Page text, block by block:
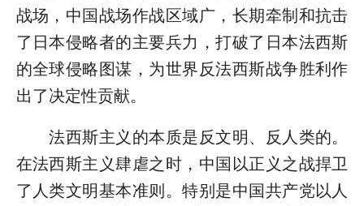
战场，中国战场作战区域广，长期牵制和抗击
了日本侵略者的主要兵力，打破了日本法西斯
的全球侵略图谋，为世界反法西斯战争胜利作
出了决定性贡献。
法西斯主义的本质是反文明、反人类的。
在法西斯主义肆虐之时，中国以正义之战捍卫
了人类文明基本准则。特别是中国共产党以人